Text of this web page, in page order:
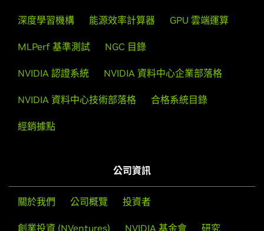
深度學習機構 能源效率計算器 GPU 雲端運算
MLPerf 基準測試 NGC 目錄
NVIDIA 認證系統 NVIDIA 資料中心企業部落格
NVIDIA 資料中心技術部落格 合格系統目錄
經銷據點
公司資訊
關於我們 公司概覽 投資者
創業投資 (NVentures) NVIDIA 基金會 研究